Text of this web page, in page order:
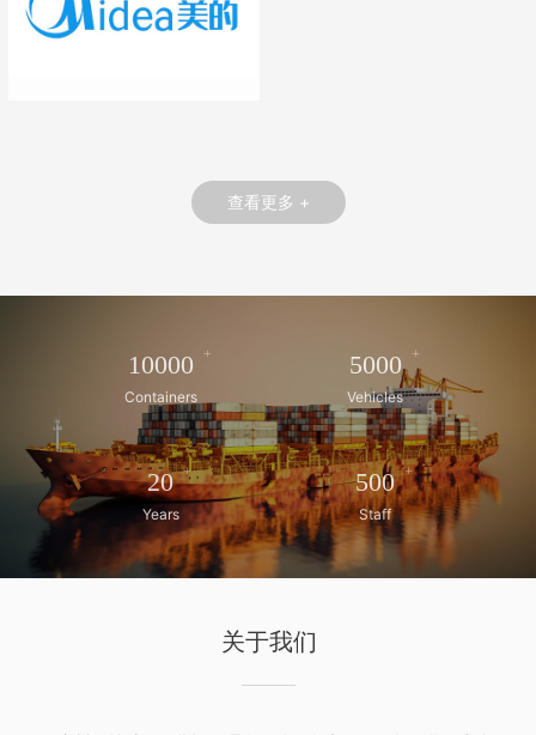
查看更多 +
10000 +
Containers
5000 +
Vehicles
20 +
Years
500 +
Staff
关于我们